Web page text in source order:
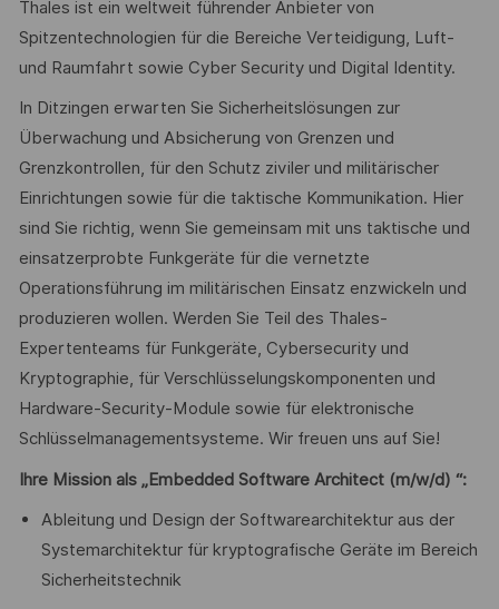
Thales ist ein weltweit führender Anbieter von
Spitzentechnologien für die Bereiche Verteidigung, Luft-
und Raumfahrt sowie Cyber Security und Digital Identity.
In Ditzingen erwarten Sie Sicherheitslösungen zur
Überwachung und Absicherung von Grenzen und
Grenzkontrollen, für den Schutz ziviler und militärischer
Einrichtungen sowie für die taktische Kommunikation. Hier
sind Sie richtig, wenn Sie gemeinsam mit uns taktische und
einsatzerprobte Funkgeräte für die vernetzte
Operationsführung im militärischen Einsatz enzwickeln und
produzieren wollen. Werden Sie Teil des Thales-
Expertenteams für Funkgeräte, Cybersecurity und
Kryptographie, für Verschlüsselungskomponenten und
Hardware-Security-Module sowie für elektronische
Schlüsselmanagementsysteme. Wir freuen uns auf Sie!
Ihre Mission als „Embedded Software Architect (m/w/d) “:
Ableitung und Design der Softwarearchitektur aus der
Systemarchitektur für kryptografische Geräte im Bereich
Sicherheitstechnik